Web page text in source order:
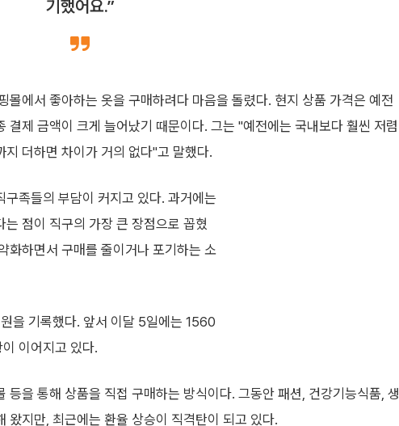
기했어요.”
에서 좋아하는 옷을 구매하려다 마음을 돌렸다. 현지 상품 가격은 예전
결제 금액이 크게 늘어났기 때문이다. 그는 "예전에는 국내보다 훨씬 저렴
더하면 차이가 거의 없다"고 말했다.
족들의 부담이 커지고 있다. 과거에는
점이 직구의 가장 큰 장점으로 꼽혔
화하면서 구매를 줄이거나 포기하는 소
을 기록했다. 앞서 이달 5일에는 1560
이어지고 있다.
등을 통해 상품을 직접 구매하는 방식이다. 그동안 패션, 건강기능식품, 생
왔지만, 최근에는 환율 상승이 직격탄이 되고 있다.